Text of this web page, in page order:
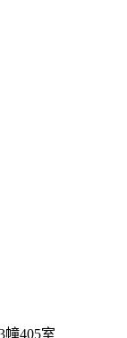
405室